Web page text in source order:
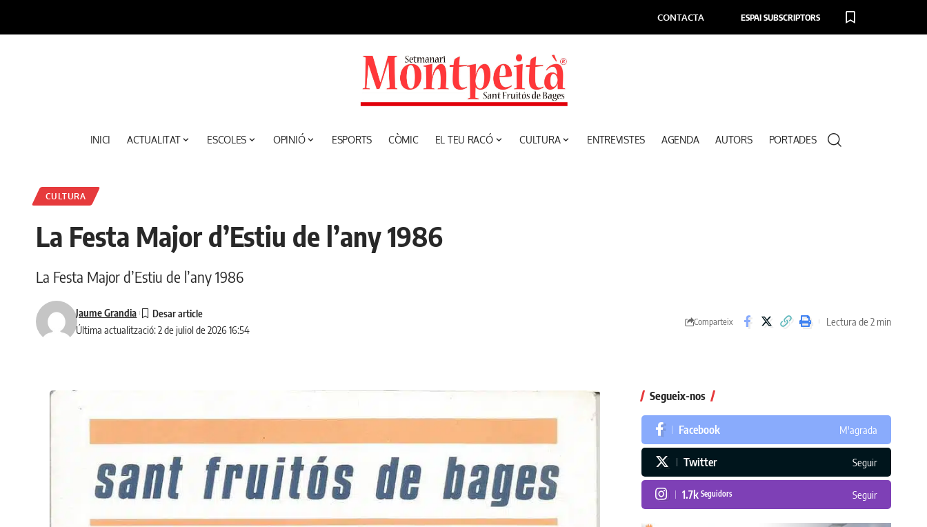
CONTACTA ESPAI SUBSCRIPTORS
INICI ACTUALITAT ESCOLES OPINIÓ ESPORTS CÒMIC EL TEU RACÓ CULTURA ENTREVISTES AGENDA AUTORS PORTADES
CULTURA
La Festa Major d’Estiu de l’any 1986
La Festa Major d’Estiu de l’any 1986
Última actualització: 2 de juliol de 2026 16:54
Jaume Grandia
Comparteix Lectura de 2 min
Segueix-nos
Facebook M'agrada
Twitter Seguir
1.7k Seguidors Seguir